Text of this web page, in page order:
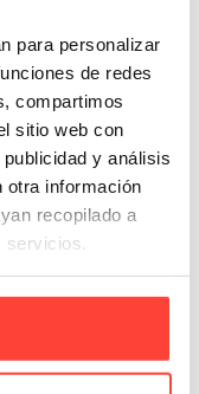
para personalizar
de redes
compartimos
sitio web con
y análisis
otra información
recopilado a
cm